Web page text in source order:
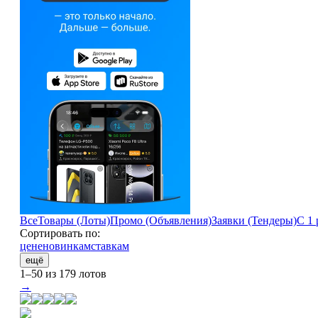
ВсеТовары (Лоты)Промо (Объявления)Заявки (Тендеры)С 1
Сортировать по:
цененовинкамставкам
ещё
1–50 из 179 лотов
→